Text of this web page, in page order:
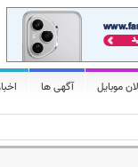
موبایل آگهی ها